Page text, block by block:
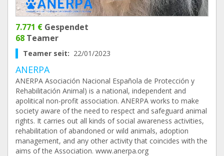
7.771 € Gespendet
68 Teamer
Teamer seit: 22/01/2023
ANERPA
ANERPA Asociación Nacional Española de Protección y
Rehabilitación Animal) is a national, independent and
apolitical non-profit association. ANERPA works to make
society aware of the need to respect and safeguard animal
rights. It carries out all kinds of social awareness activities,
rehabilitation of abandoned or wild animals, adoption
management, and any other activity that coincides with the
aims of the Association. www.anerpa.org